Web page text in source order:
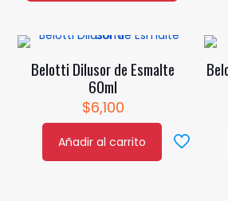
la
página
la
múltiples
variantes.
pueden
Belotti Dilusor de Esmalte
60ml
$6,100
Añadir al carrito